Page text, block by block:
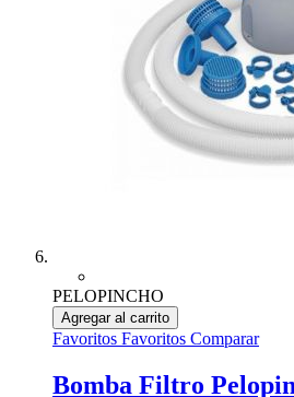
PELOPINCHO
Agregar al carrito
Favoritos Favoritos Comparar
Bomba Filtro